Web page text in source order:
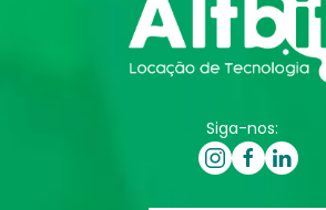
Siga-nos: